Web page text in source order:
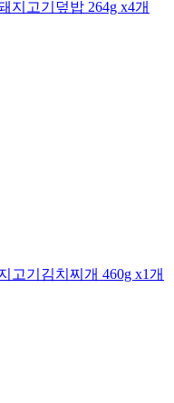
지고기덮밥 264g x4개
고기김치찌개 460g x1개